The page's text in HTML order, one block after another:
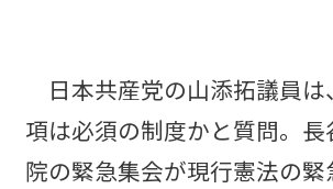
日本共産党の山添拓議員は
項は必須の制度かと質問。
院の緊急集会が現行憲法の